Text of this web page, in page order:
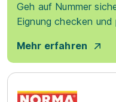
Geh auf Nummer
Eignung checken
Mehr erfahren